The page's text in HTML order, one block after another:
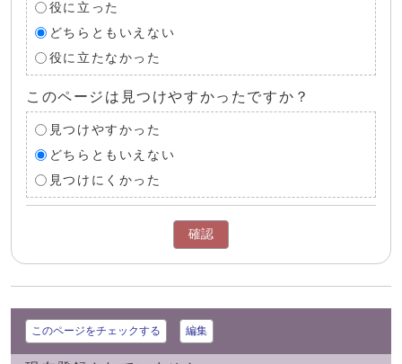
役に立った
どちらともいえない
役に立たなかった
このページは見つけやすかったですか？
見つけやすかった
どちらともいえない
見つけにくかった
確認
このページをチェックする 編集